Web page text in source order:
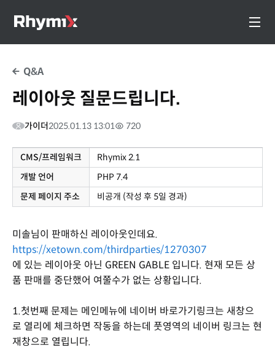
Q&A
레이아웃 질문드립니다.
가이더2025.01.13 13:01 720
CMS/프레임워크
Rhymix 2.1
개발 언어
PHP 7.4
문제 페이지 주소
비공개 (작성 후 5일 경과)
미솔님이 판매하신 레이아웃인데요.
https://xetown.com/thirdparties/1270307
에 있는 레이아웃 아닌 GREEN GABLE 입니다. 현재 모든 상
품 판매를 중단했어 여쭐수가 없는 상황입니다.
1.첫번째 문제는 메인메뉴에 네이버 바로가기링크는 새창으
로 열리에 체크하면 작동을 하는데 풋영역의 네이버 링크는 현
재창으로 열립니다.